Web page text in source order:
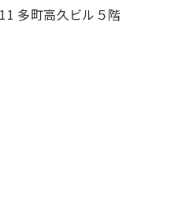
多町高久ビル５階